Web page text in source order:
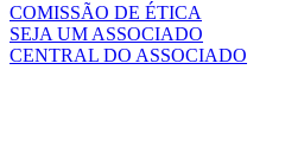
COMISSÃO DE ÉTICA
SEJA UM ASSOCIADO
CENTRAL DO ASSOCIADO